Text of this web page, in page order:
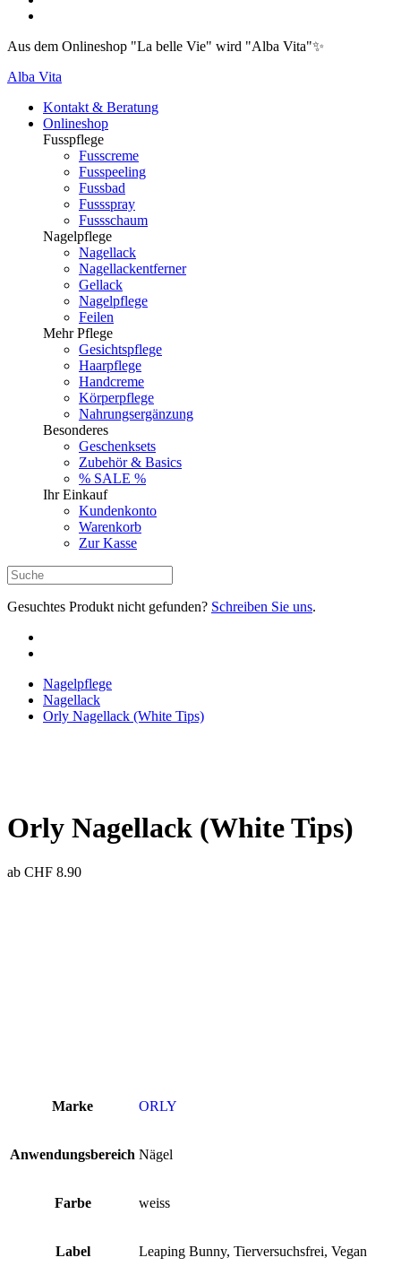
Aus dem Onlineshop "La belle Vie" wird "Alba Vita"✨
Alba Vita
Kontakt & Beratung
Onlineshop
Fusspflege
Fusscreme
Fusspeeling
Fussbad
Fussspray
Fussschaum
Nagelpflege
Nagellack
Nagellackentferner
Gellack
Nagelpflege
Feilen
Mehr Pflege
Gesichtspflege
Haarpflege
Handcreme
Körperpflege
Nahrungsergänzung
Besonderes
Geschenksets
Zubehör & Basics
% SALE %
Ihr Einkauf
Kundenkonto
Warenkorb
Zur Kasse
Gesuchtes Produkt nicht gefunden? Schreiben Sie uns.
Nagelpflege
Nagellack
Orly Nagellack (White Tips)
Orly Nagellack (White Tips)
ab CHF 8.90
Marke ORLY
Anwendungsbereich Nägel
Farbe weiss
Label Leaping Bunny, Tierversuchsfrei, Vegan